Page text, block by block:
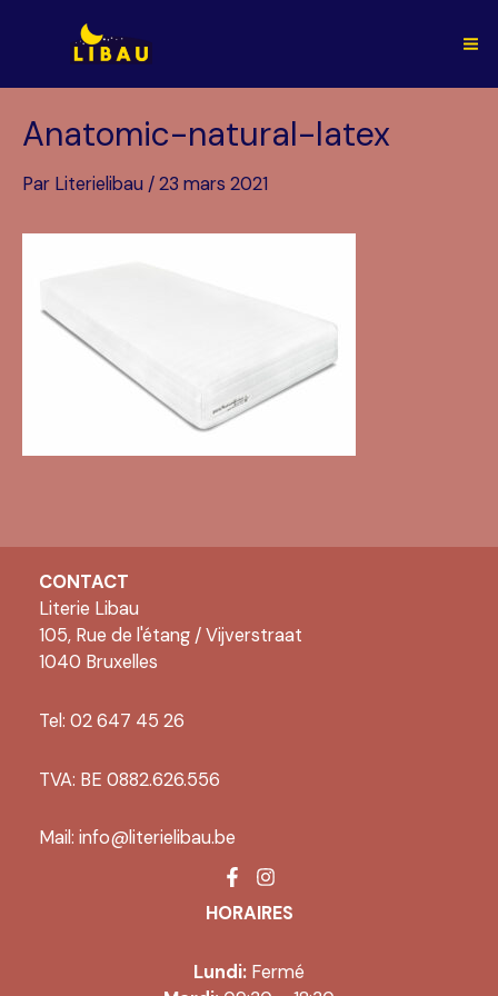
Anatomic-natural-latex
Par Literielibau /23 mars 2021
CONTACT
Literie Libau
105, Rue de l'étang / Vijverstraat
1040 Bruxelles
Tel: 02 647 45 26
TVA: BE 0882.626.556
Mail: info@literielibau.be
HORAIRES
Lundi: Fermé